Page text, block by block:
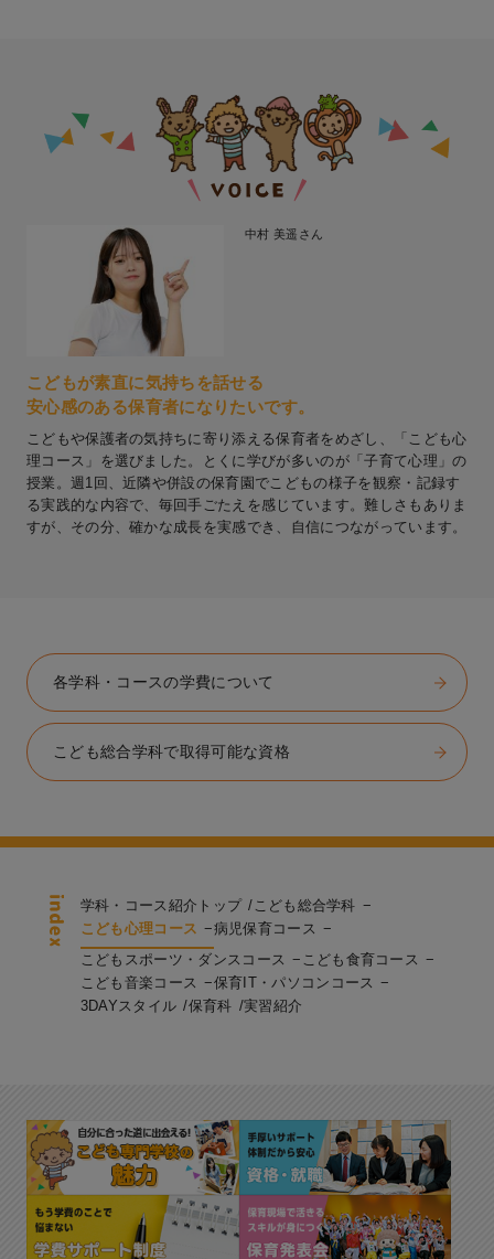
中村 美遥さん
こどもが素直に気持ちを話せる
安心感のある保育者になりたいです。
こどもや保護者の気持ちに寄り添える保育者をめざし、「こども心
理コース」を選びました。とくに学びが多いのが「子育て心理」の
授業。週1回、近隣や併設の保育園でこどもの様子を観察・記録す
る実践的な内容で、毎回手ごたえを感じています。難しさもありま
すが、その分、確かな成長を実感でき、自信につながっています。
各学科・コースの学費について
こども総合学科で取得可能な資格
学科・コース紹介トップ
こども総合学科
こども心理コース
病児保育コース
こどもスポーツ・ダンスコース
こども食育コース
こども音楽コース
保育IT・パソコンコース
3DAYスタイル
保育科 実習紹介